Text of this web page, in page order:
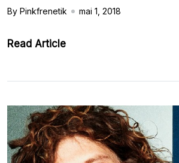
By Pinkfrenetik mai 1, 2018
Read Article